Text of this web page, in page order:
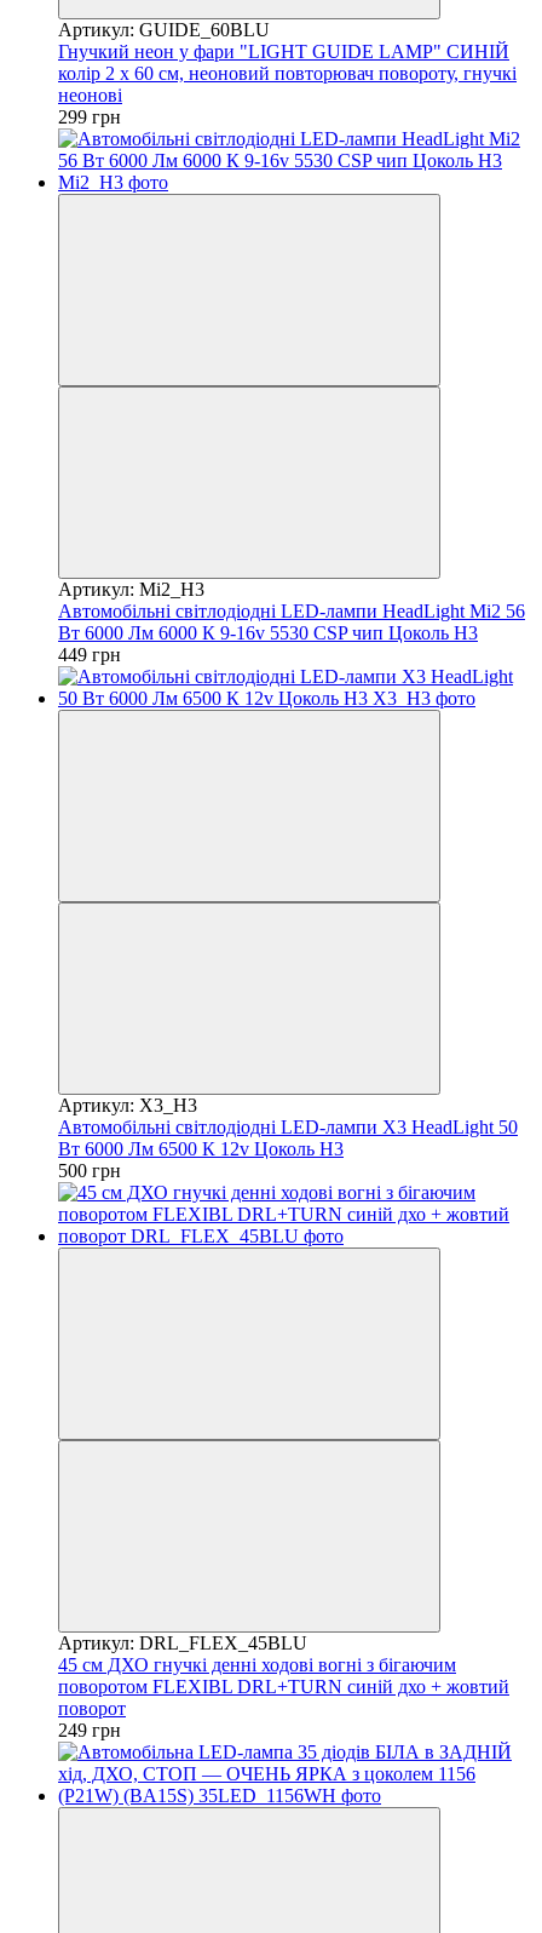
Артикул: GUIDE_60BLU
Гнучкий неон у фари "LIGHT GUIDE LAMP" СИНІЙ
колір 2 х 60 см, неоновий повторювач повороту, гнучкі
неонові
299 грн
Артикул: Mi2_H3
Автомобільні світлодіодні LED-лампи HeadLight Mi2 56
Вт 6000 Лм 6000 К 9-16v 5530 CSP чип Цоколь H3
449 грн
Артикул: X3_H3
Автомобільні світлодіодні LED-лампи X3 HeadLight 50
Вт 6000 Лм 6500 К 12v Цоколь H3
500 грн
Артикул: DRL_FLEX_45BLU
45 см ДХО гнучкі денні ходові вогні з бігаючим
поворотом FLEXIBL DRL+TURN синій дхо + жовтий
поворот
249 грн